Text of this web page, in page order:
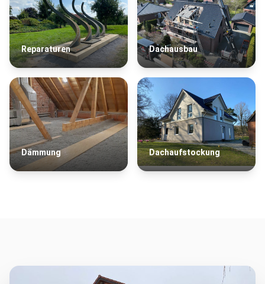
Reparaturen Dachausbau
Dämmung Dachaufstockung